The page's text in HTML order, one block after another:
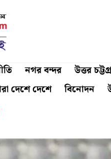
নগর বন্দর উত্তর
দেশে দেশে বিনোদন